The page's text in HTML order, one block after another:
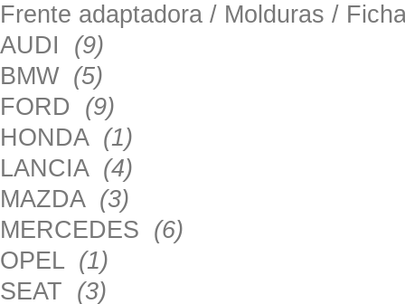
Frente adaptadora / Molduras /
AUDI (9)
BMW (5)
FORD (9)
HONDA (1)
LANCIA (4)
MAZDA (3)
MERCEDES (6)
OPEL (1)
SEAT (3)